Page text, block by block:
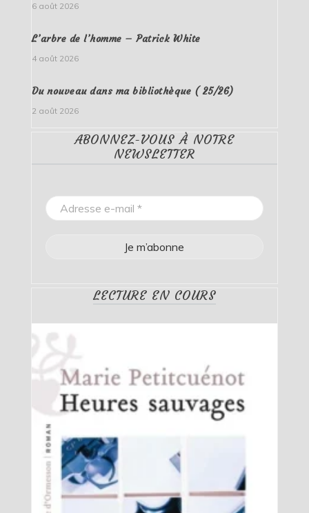
6 août 2026
L’arbre de l’homme – Patrick White
4 août 2026
Du nouveau dans ma bibliothèque ( 25/26)
2 août 2026
ABONNEZ-VOUS À NOTRE
NEWSLETTER
LECTURE EN COURS